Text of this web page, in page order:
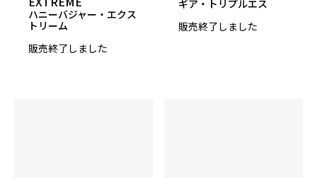
12～16lbs
ハニーバジャー・エクス
トリーム
販売終了しました
ギア・トリプルエス
販売終了しました